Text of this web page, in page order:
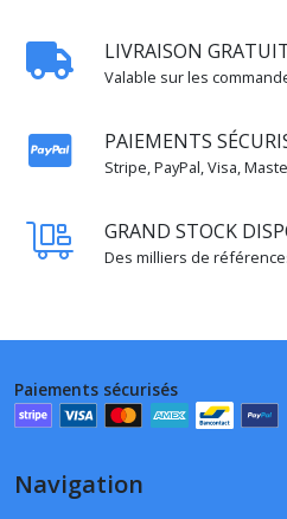
LIVRAISON
Valable sur les
PAIEMENTS
Stripe, PayPal, Visa,
GRAND STOCK
Des milliers de
Paiements sécurisés
Navigation